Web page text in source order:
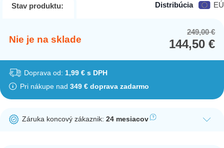
Stav produktu: Distribúcia EÚ
Nie je na sklade
249,00€
144,50€
Doprava od: 1,99 € s DPH
Pri nákupe nad 349 € doprava zadarmo
Záruka koncový zákaznik:24 mesiacov